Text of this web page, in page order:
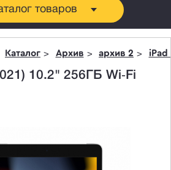
товаров
Каталог Архив архив 2 iPad
10.2" 256ГБ Wi‑Fi